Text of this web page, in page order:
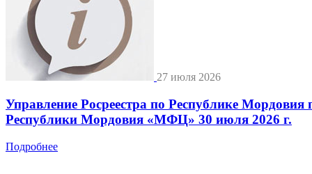
27 июля 2026
Управление Росреестра по Республике
Республики Мордовия «МФЦ» 30 июля 2026 г.
Подробнее